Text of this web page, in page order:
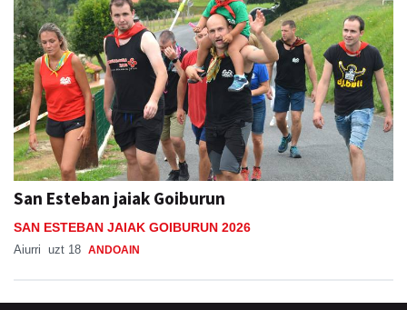
San Esteban jaiak Goiburun
SAN ESTEBAN JAIAK GOIBURUN 2026
Aiurri uzt 18 ANDOAIN